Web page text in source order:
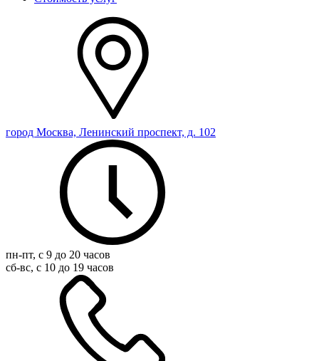
город Москва, Ленинский проспект, д. 102
пн-пт, с 9 до 20 часов
сб-вс, с 10 до 19 часов